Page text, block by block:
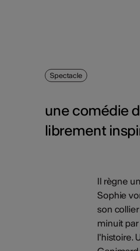
Spectacle
une comédie
librement
Il règne
Sophie
son
minuit
l'histoire.